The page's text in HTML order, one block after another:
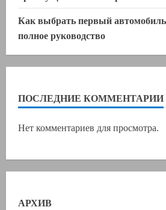
Как выбрать первый
полное руководство
ПОСЛЕДНИЕ КОММЕНТАРИИ
Нет комментариев для просмотра.
АРХИВ